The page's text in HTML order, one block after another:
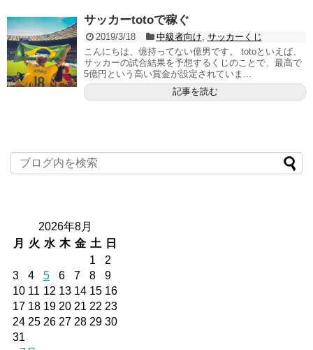
サッカーtotoで稼ぐ
2019/3/18 中級者向け, サッカーくじ
こんにちは、億持ってない億男です。 totoといえば、
サッカーの試合結果を予想するくじのことで、最高で
5億円という高い賞金が設定されていま...
記事を読む
2026年8月
月
火 水 木 金 土
日
1
2
3
4 5 6 7 8
9
10 11 12 13 14 15 16
17 18 19 20 21 22 23
24 25 26 27 28 29 30
31